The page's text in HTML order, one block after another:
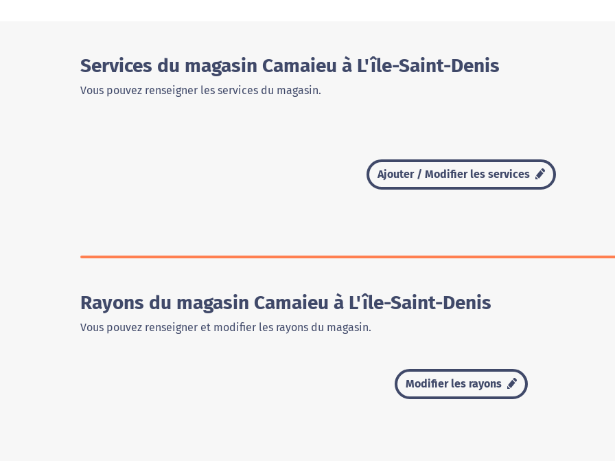
Services du magasin Camaieu à L'île-Saint-Denis
Vous pouvez renseigner les services du magasin.
Ajouter / Modifier les services
Rayons du magasin Camaieu à L'île-Saint-Denis
Vous pouvez renseigner et modifier les rayons du magasin.
Modifier les rayons